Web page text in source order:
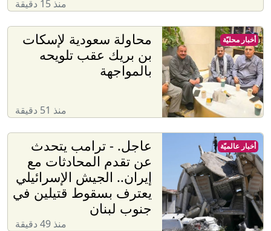
منذ 15 دقيقة
محاولة سعودية لإسكات
بن بريك عقب تلويحه
بالمواجهة
منذ 51 دقيقة
أخبار محليّة
عاجل. - ترامب يتحدث
عن تقدم المحادثات مع
إيران.. الجيش الإسرائيلي
يعترف بسقوط قتيلين في
جنوب لبنان
منذ 49 دقيقة
أخبار عالميّة